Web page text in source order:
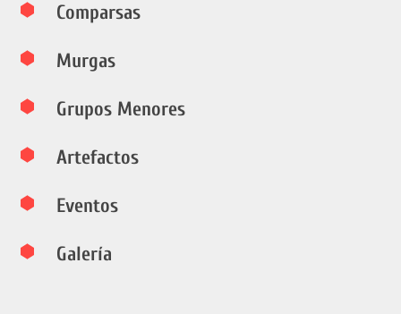
Comparsas
Murgas
Grupos Menores
Artefactos
Eventos
Galería